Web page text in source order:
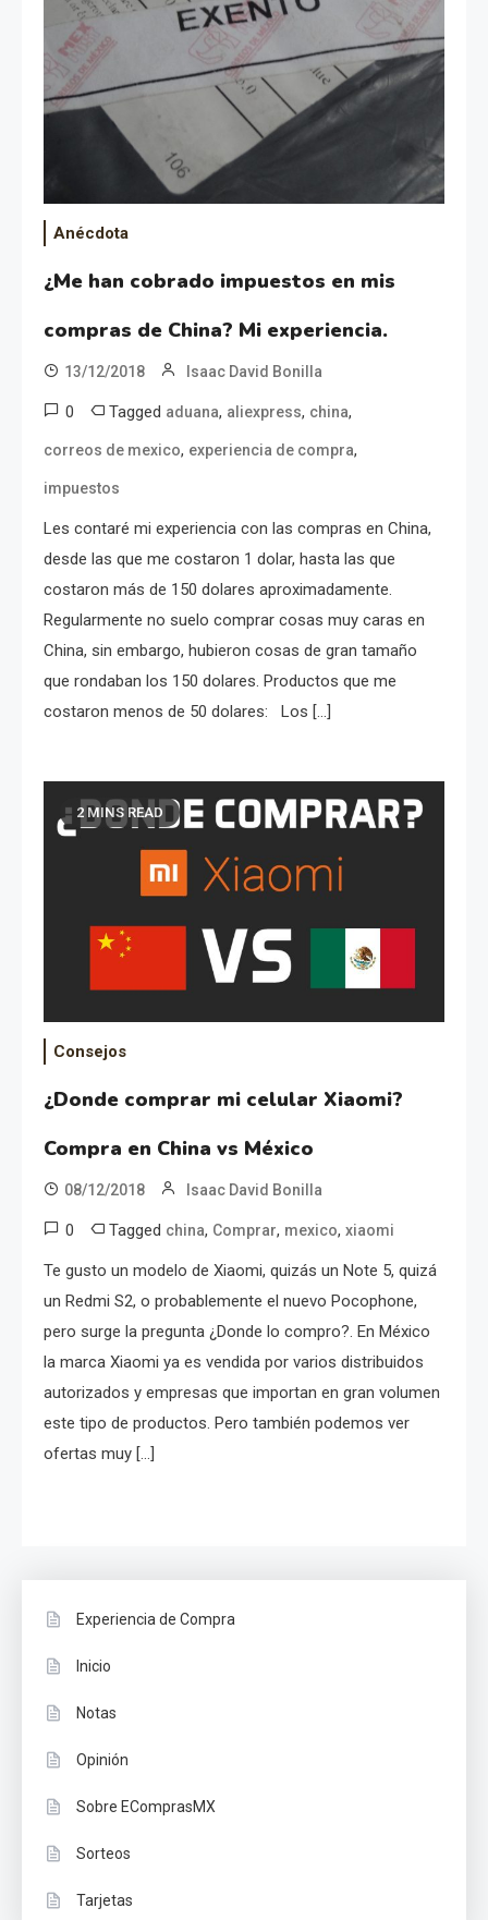
Anécdota
¿Me han cobrado impuestos en mis
compras de China? Mi experiencia.
13/12/2018 Isaac David Bonilla
0 Tagged aduana, aliexpress, china,
correos de mexico, experiencia de compra,
impuestos
Les contaré mi experiencia con las compras en China,
desde las que me costaron 1 dolar, hasta las que
costaron más de 150 dolares aproximadamente.
Regularmente no suelo comprar cosas muy caras en
China, sin embargo, hubieron cosas de gran tamaño
que rondaban los 150 dolares. Productos que me
costaron menos de 50 dolares: Los […]
2 MINS READ
Consejos
¿Donde comprar mi celular Xiaomi?
Compra en China vs México
08/12/2018 Isaac David Bonilla
0 Tagged china, Comprar, mexico, xiaomi
Te gusto un modelo de Xiaomi, quizás un Note 5, quizá
un Redmi S2, o probablemente el nuevo Pocophone,
pero surge la pregunta ¿Donde lo compro?. En México
la marca Xiaomi ya es vendida por varios distribuidos
autorizados y empresas que importan en gran volumen
este tipo de productos. Pero también podemos ver
ofertas muy […]
Experiencia de Compra
Inicio
Notas
Opinión
Sobre EComprasMX
Sorteos
Tarjetas